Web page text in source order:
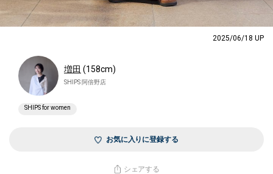
2025/06/18 UP
増田 (158cm)
SHIPS 阿倍野店
SHIPS for women
お気に入りに登録する
シェアする